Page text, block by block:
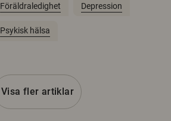
Föräldraledighet Depression
Psykisk hälsa
Visa fler artiklar